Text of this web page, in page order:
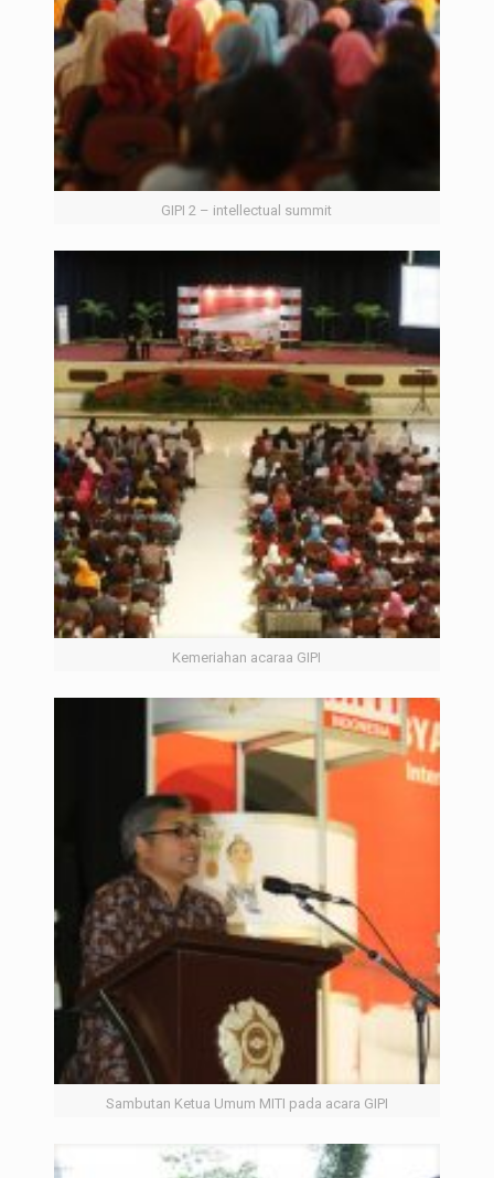
GIPI 2 – intellectual summit
Kemeriahan acaraa GIPI
Sambutan Ketua Umum MITI pada acara GIPI